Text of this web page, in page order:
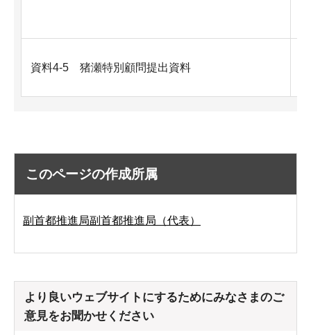
資料4-5 猪瀬特別顧問提出資料
このページの作成所属
副首都推進局副首都推進局（代表）
より良いウェブサイトにするためにみなさまのご
意見をお聞かせください